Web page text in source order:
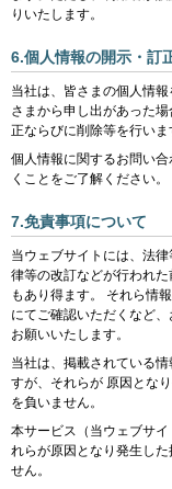
りいたします。
6.個人情報の開示・訂
当社は、皆さまの個人情
さまから申し出があった
正ならびに削除等を行いま
個人情報に関するお問い
くことをご了解ください。
7.免責事項について
当ウェブサイトには、法
律等の改訂などが行われ
もあり得ます。 それら情
にてご確認いただくなど
お願いいたします。
当社は、掲載されている
すが、それらが 原因とな
を負いません。
本サービス（当ウェブサ
れらが原因となり発生し
せん。